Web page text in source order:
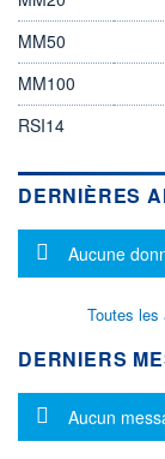
MM50
MM100
RSI14
DERNIÈRES
Message
Aucune
Toutes les
DERNIERS
Message
Aucun